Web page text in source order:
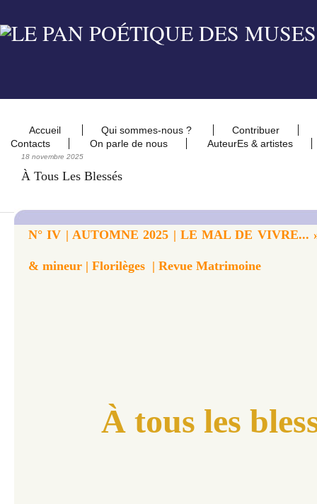
Accueil Qui sommes-nous ?
Contribuer
Contacts
On parle de nous AuteurEs & artistes
18 novembre 2025
À Tous Les Blessés
N° IV | AUTOMNE 2025 | LE MAL DE VIVRE...
& mineur | Florilèges | Revue Matrimoine
À tous les